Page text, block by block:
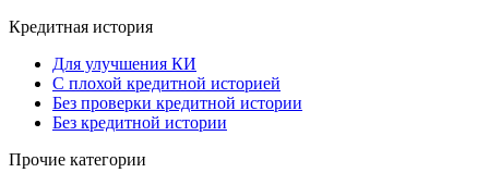
Кредитная история
Для улучшения КИ
С плохой кредитной историей
Без проверки кредитной истории
Без кредитной истории
Прочие категории